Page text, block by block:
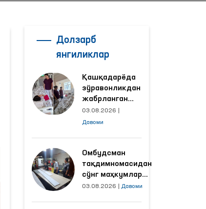
Долзарб
янгиликлар
Қашқадарёда
зўравонликдан
жабрланган
аёлнинг ҳолати
Омбудсман
03.08.2026
Давоми
Омбудсман
тақдимномасидан
сўнг маҳкумлар
меҳнат қилаётган
03.08.2026 Давоми